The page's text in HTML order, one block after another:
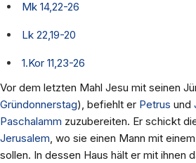
Mk 14,22-26
Lk 22,19-20
1.Kor 11,23-26
Vor dem letzten Mahl Jesu mit seinen
Gründonnerstag), befiehlt er Petrus und
Paschalamm zuzubereiten. Er schickt
Jerusalem, wo sie einen Mann mit
sollen. In dessen Haus hält er mit ihnen